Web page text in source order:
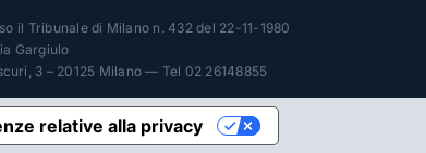
il Tribunale di Milano n. 432 del 22-11-1980
Gargiulo
3 – 20125 Milano — Tel 02 26148855
relative alla privacy